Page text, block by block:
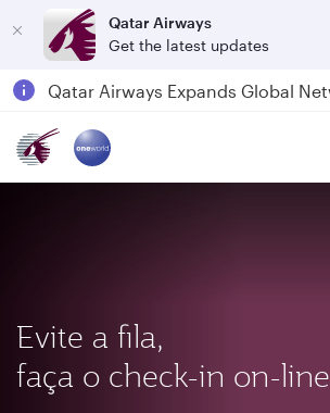
Qatar Airways
Get the latest updates
Evite a fila,
faça o check-in on-line